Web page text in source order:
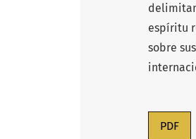
espíritu
sobre
PDF